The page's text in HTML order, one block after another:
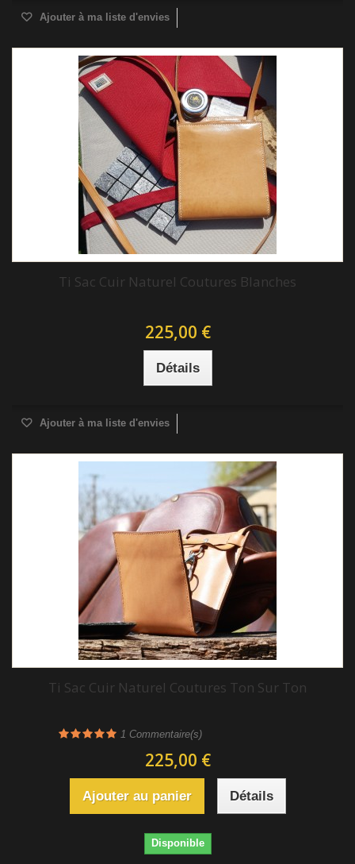
Ajouter à ma liste d'envies
Ti Sac Cuir Naturel Coutures Blanches
225,00 €
Détails
Ajouter à ma liste d'envies
Ti Sac Cuir Naturel Coutures Ton Sur Ton
1 Commentaire(s)
225,00 €
Ajouter au panier Détails
Disponible